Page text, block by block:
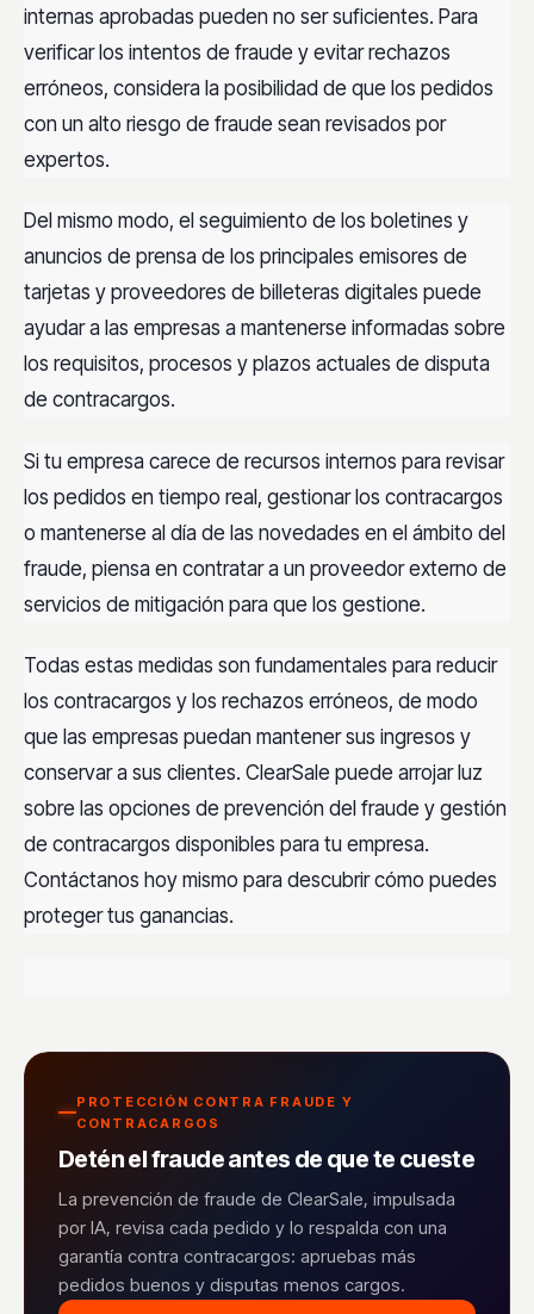
internas aprobadas pueden no ser suficientes. Para
verificar los intentos de fraude y evitar rechazos
erróneos, considera la posibilidad de que los pedidos
con un alto riesgo de fraude sean revisados por
expertos.
Del mismo modo, el seguimiento de los boletines y
anuncios de prensa de los principales emisores de
tarjetas y proveedores de billeteras digitales puede
ayudar a las empresas a mantenerse informadas sobre
los requisitos, procesos y plazos actuales de disputa
de contracargos.
Si tu empresa carece de recursos internos para revisar
los pedidos en tiempo real, gestionar los contracargos
o mantenerse al día de las novedades en el ámbito del
fraude, piensa en contratar a un proveedor externo de
servicios de mitigación para que los gestione.
Todas estas medidas son fundamentales para reducir
los contracargos y los rechazos erróneos, de modo
que las empresas puedan mantener sus ingresos y
conservar a sus clientes. ClearSale puede arrojar luz
sobre las opciones de prevención del fraude y gestión
de contracargos disponibles para tu empresa.
Contáctanos hoy mismo para descubrir cómo puedes
proteger tus ganancias.
PROTECCIÓN CONTRA FRAUDE Y
CONTRACARGOS
Detén el fraude antes de que te cueste
La prevención de fraude de ClearSale, impulsada
por IA, revisa cada pedido y lo respalda con una
garantía contra contracargos: apruebas más
pedidos buenos y disputas menos cargos.